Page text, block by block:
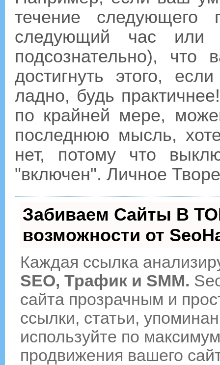
течение
следующий час
подсознательно), что
достигнуть этого,
ладно, будь
по крайней мере,
последнюю мысль,
нет, потому что
"включен". Личное
Забиваем Сайты В
возможности от
Каждая ссылка
SEO, Трафик и SMM.
сайта прозрачным и
ссылки, статьи,
используйте по
продвижения вашего